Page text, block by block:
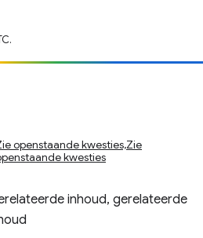
openstaande kwesties,Zie
kwesties
inhoud, gerelateerde